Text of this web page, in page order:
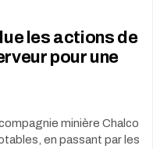
les actions de
pour une
minière Chalco
en passant par les